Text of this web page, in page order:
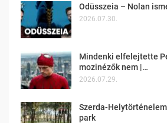
Odüsszeia – Nolan
2026.07.30.
Mindenki elfelejtette
mozinézők nem |…
2026.07.29.
Szerda-
park